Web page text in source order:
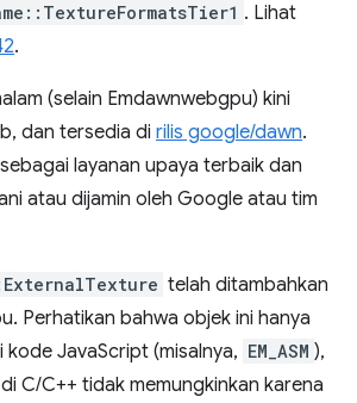
. Lihat
.
(selain Emdawnwebgpu) kini
dan tersedia di rilis google/dawn.
layanan upaya terbaik dan
atau dijamin oleh Google atau tim
telah ditambahkan
Perhatikan bahwa objek ini hanya
JavaScript (misalnya, EM_ASM ),
C/C++ tidak memungkinkan karena